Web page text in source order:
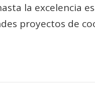
la excelencia
proyectos de